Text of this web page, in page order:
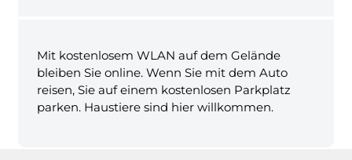
Mit kostenlosem WLAN auf dem Gelände
bleiben Sie online. Wenn Sie mit dem Auto
reisen, Sie auf einem kostenlosen Parkplatz
parken. Haustiere sind hier willkommen.